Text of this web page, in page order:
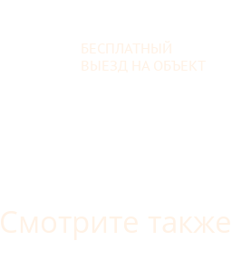
БЕСПЛАТНЫЙ
ВЫЕЗД НА ОБЪЕКТ
Смотрите также